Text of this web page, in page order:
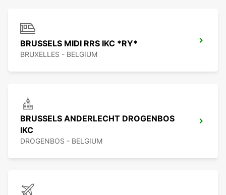
BRUSSELS MIDI RRS IKC *RY*
BRUXELLES - BELGIUM
BRUSSELS ANDERLECHT DROGENBOS
IKC
DROGENBOS - BELGIUM